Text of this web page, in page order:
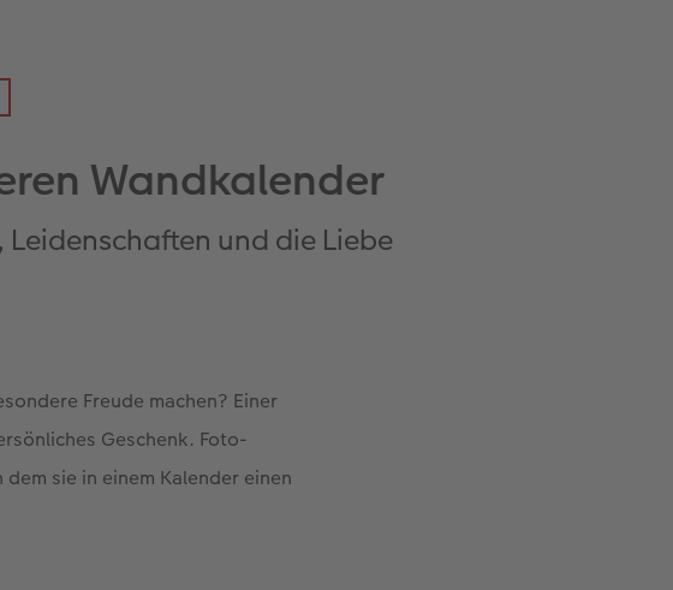
Wandkalender
und die Liebe
Freude machen? Einer
Geschenk. Foto-
sie in einem Kalender einen